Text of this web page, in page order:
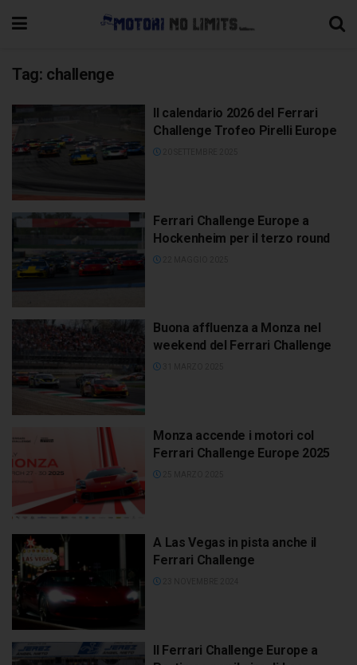
Tag: challenge
Il calendario 2026 del Ferrari
Challenge Trofeo Pirelli Europe
Ferrari Challenge Europe a
Hockenheim per il terzo round
Buona affluenza a Monza nel
weekend del Ferrari Challenge
Monza accende i motori col
Ferrari Challenge Europe 2025
A Las Vegas in pista anche il
Ferrari Challenge
Il Ferrari Challenge Europe a